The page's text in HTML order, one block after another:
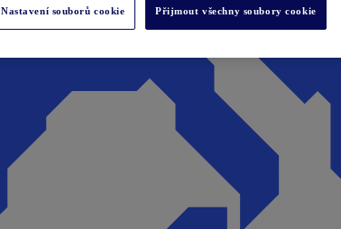
Nastavení souborů cookie Přijmout všechny soubory cookie